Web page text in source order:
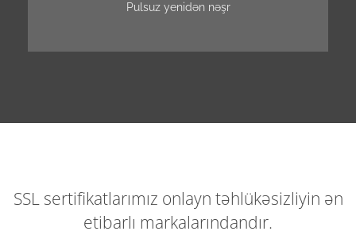
Pulsuz yenidən nəşr
SSL sertifikatlarımız onlayn təhlükəsizliyin ən
etibarlı markalarındandır.